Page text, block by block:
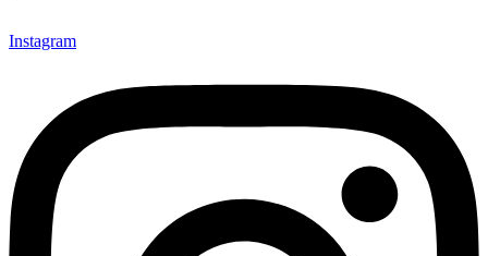
Instagram